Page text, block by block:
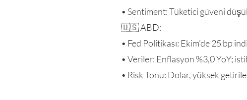
• Sentiment: Tüketici güveni
🇺🇸 ABD:
• Fed Politikası: Ekim’de 25 bp
• Veriler: Enflasyon %3,0 YoY;
• Risk Tonu: Dolar, yüksek